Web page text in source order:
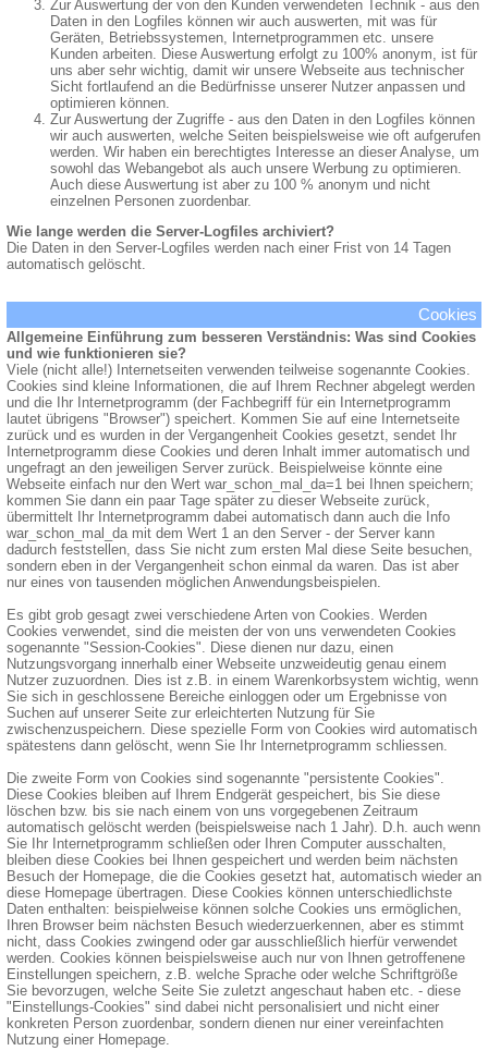
Zur Auswertung der von den Kunden verwendeten Technik - aus den
Daten in den Logfiles können wir auch auswerten, mit was für
Geräten, Betriebssystemen, Internetprogrammen etc. unsere
Kunden arbeiten. Diese Auswertung erfolgt zu 100% anonym, ist für
uns aber sehr wichtig, damit wir unsere Webseite aus technischer
Sicht fortlaufend an die Bedürfnisse unserer Nutzer anpassen und
optimieren können.
Zur Auswertung der Zugriffe - aus den Daten in den Logfiles können
wir auch auswerten, welche Seiten beispielsweise wie oft aufgerufen
werden. Wir haben ein berechtigtes Interesse an dieser Analyse, um
sowohl das Webangebot als auch unsere Werbung zu optimieren.
Auch diese Auswertung ist aber zu 100 % anonym und nicht
einzelnen Personen zuordenbar.
Wie lange werden die Server-Logfiles archiviert?
Die Daten in den Server-Logfiles werden nach einer Frist von 14 Tagen
automatisch gelöscht.
Cookies
Allgemeine Einführung zum besseren Verständnis: Was sind Cookies
und wie funktionieren sie?
Viele (nicht alle!) Internetseiten verwenden teilweise sogenannte Cookies.
Cookies sind kleine Informationen, die auf Ihrem Rechner abgelegt werden
und die Ihr Internetprogramm (der Fachbegriff für ein Internetprogramm
lautet übrigens "Browser") speichert. Kommen Sie auf eine Internetseite
zurück und es wurden in der Vergangenheit Cookies gesetzt, sendet Ihr
Internetprogramm diese Cookies und deren Inhalt immer automatisch und
ungefragt an den jeweiligen Server zurück. Beispielweise könnte eine
Webseite einfach nur den Wert war_schon_mal_da=1 bei Ihnen speichern;
kommen Sie dann ein paar Tage später zu dieser Webseite zurück,
übermittelt Ihr Internetprogramm dabei automatisch dann auch die Info
war_schon_mal_da mit dem Wert 1 an den Server - der Server kann
dadurch feststellen, dass Sie nicht zum ersten Mal diese Seite besuchen,
sondern eben in der Vergangenheit schon einmal da waren. Das ist aber
nur eines von tausenden möglichen Anwendungsbeispielen.
Es gibt grob gesagt zwei verschiedene Arten von Cookies. Werden
Cookies verwendet, sind die meisten der von uns verwendeten Cookies
sogenannte "Session-Cookies". Diese dienen nur dazu, einen
Nutzungsvorgang innerhalb einer Webseite unzweideutig genau einem
Nutzer zuzuordnen. Dies ist z.B. in einem Warenkorbsystem wichtig, wenn
Sie sich in geschlossene Bereiche einloggen oder um Ergebnisse von
Suchen auf unserer Seite zur erleichterten Nutzung für Sie
zwischenzuspeichern. Diese spezielle Form von Cookies wird automatisch
spätestens dann gelöscht, wenn Sie Ihr Internetprogramm schliessen.
Die zweite Form von Cookies sind sogenannte "persistente Cookies".
Diese Cookies bleiben auf Ihrem Endgerät gespeichert, bis Sie diese
löschen bzw. bis sie nach einem von uns vorgegebenen Zeitraum
automatisch gelöscht werden (beispielsweise nach 1 Jahr). D.h. auch wenn
Sie Ihr Internetprogramm schließen oder Ihren Computer ausschalten,
bleiben diese Cookies bei Ihnen gespeichert und werden beim nächsten
Besuch der Homepage, die die Cookies gesetzt hat, automatisch wieder an
diese Homepage übertragen. Diese Cookies können unterschiedlichste
Daten enthalten: beispielweise können solche Cookies uns ermöglichen,
Ihren Browser beim nächsten Besuch wiederzuerkennen, aber es stimmt
nicht, dass Cookies zwingend oder gar ausschließlich hierfür verwendet
werden. Cookies können beispielsweise auch nur von Ihnen getroffenene
Einstellungen speichern, z.B. welche Sprache oder welche Schriftgröße
Sie bevorzugen, welche Seite Sie zuletzt angeschaut haben etc. - diese
"Einstellungs-Cookies" sind dabei nicht personalisiert und nicht einer
konkreten Person zuordenbar, sondern dienen nur einer vereinfachten
Nutzung einer Homepage.